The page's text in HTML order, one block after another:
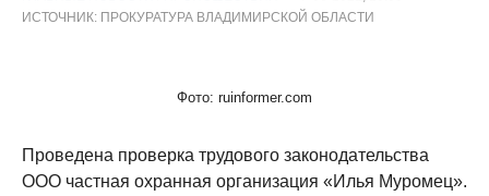
ИСТОЧНИК: ПРОКУРАТУРА ВЛАДИМИРСКОЙ ОБЛАСТИ
Фото: ruinformer.com
Проведена проверка трудового законодательства
ООО частная охранная организация «Илья Муромец».